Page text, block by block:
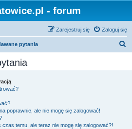
- forum
Zaloguj się
Zarejestruj się
pytania
poprawnie, ale nie mogę się zalogować!
czas temu, ale teraz nie mogę się zalogować?!